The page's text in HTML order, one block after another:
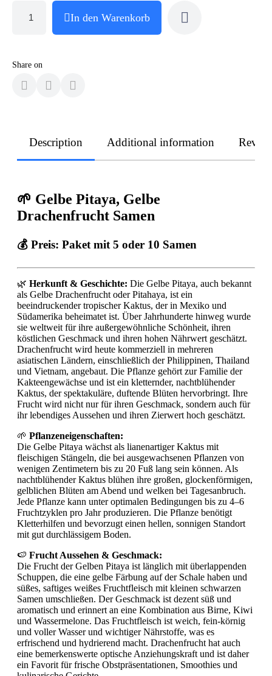
In den Warenkorb
Share on
Description Additional information
🌱 Gelbe Pitaya, Gelbe
Drachenfrucht Samen
💰 Preis: Paket mit 5 oder 10 Samen
🌿 Herkunft & Geschichte: Die Gelbe Pitaya, auch bekannt
als Gelbe Drachenfrucht oder Pitahaya, ist ein
beeindruckender tropischer Kaktus, der in Mexiko und
Südamerika beheimatet ist. Über Jahrhunderte hinweg wurde
sie weltweit für ihre außergewöhnliche Schönheit, ihren
köstlichen Geschmack und ihren hohen Nährwert geschätzt.
Drachenfrucht wird heute kommerziell in mehreren
asiatischen Ländern, einschließlich der Philippinen, Thailand
und Vietnam, angebaut. Die Pflanze gehört zur Familie der
Kakteengewächse und ist ein kletternder, nachtblühender
Kaktus, der spektakuläre, duftende Blüten hervorbringt. Ihre
Frucht wird nicht nur für ihren Geschmack, sondern auch für
ihr lebendiges Aussehen und ihren Zierwert hoch geschätzt.
🌱 Pflanzeneigenschaften:
Die Gelbe Pitaya wächst als lianenartiger Kaktus mit
fleischigen Stängeln, die bei ausgewachsenen Pflanzen von
wenigen Zentimetern bis zu 20 Fuß lang sein können. Als
nachtblühender Kaktus blühen ihre großen, glockenförmigen,
gelblichen Blüten am Abend und welken bei Tagesanbruch.
Jede Pflanze kann unter optimalen Bedingungen bis zu 4–6
Fruchtzyklen pro Jahr produzieren. Die Pflanze benötigt
Kletterhilfen und bevorzugt einen hellen, sonnigen Standort
mit gut durchlässigem Boden.
🍉 Frucht Aussehen & Geschmack:
Die Frucht der Gelben Pitaya ist länglich mit überlappenden
Schuppen, die eine gelbe Färbung auf der Schale haben und
süßes, saftiges weißes Fruchtfleisch mit kleinen schwarzen
Samen umschließen. Der Geschmack ist dezent süß und
aromatisch und erinnert an eine Kombination aus Birne, Kiwi
und Wassermelone. Das Fruchtfleisch ist weich, fein-körnig
und voller Wasser und wichtiger Nährstoffe, was es
erfrischend und hydrierend macht. Drachenfrucht hat auch
eine bemerkenswerte optische Anziehungskraft und ist daher
ein Favorit für frische Obstpräsentationen, Smoothies und